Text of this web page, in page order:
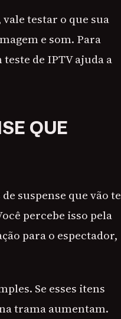
testar o que sua
e som. Para
de IPTV ajuda a
QUE
suspense que vão te
percebe isso pela
para o espectador,
Se esses itens
trama aumentam.